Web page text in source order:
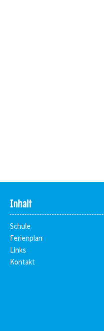
Inhalt
Schule
Ferienplan
Links
Kontakt